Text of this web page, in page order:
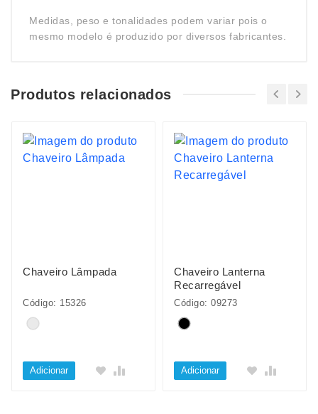
Medidas, peso e tonalidades podem variar pois o
mesmo modelo é produzido por diversos fabricantes.
Produtos relacionados
Chaveiro Lâmpada
Código: 15326
Adicionar
Chaveiro Lanterna
Recarregável
Código: 09273
Adicionar